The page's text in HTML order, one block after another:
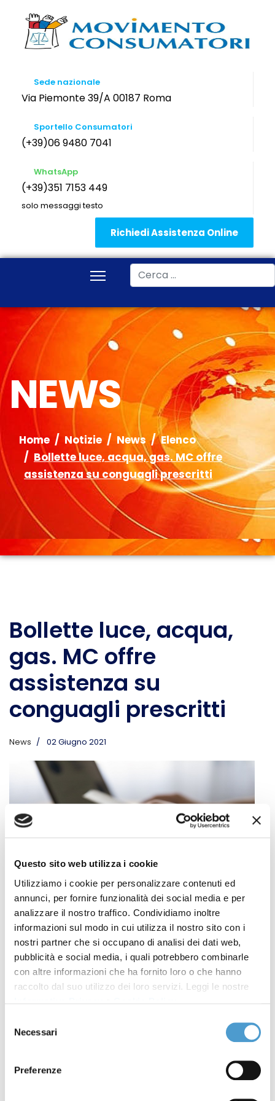
Questo sito web utilizza i cookie
Utilizziamo i cookie per personalizzare contenuti ed
annunci, per fornire funzionalità dei social media e per
analizzare il nostro traffico. Condividiamo inoltre
informazioni sul modo in cui utilizza il nostro sito con i
nostri partner che si occupano di analisi dei dati web,
pubblicità e social media, i quali potrebbero combinarle
con altre informazioni che ha fornito loro o che hanno
raccolto dal suo utilizzo dei loro servizi. Leggi le nostre
delNecessari
Preferenze
Sede nazionale
Via Piemonte 39/A 00187 Roma
Sportello Consumatori
(+39)06 9480 7041
WhatsApp
(+39)351 7153 449
solo messaggi testo
Richiedi Assistenza Online
Cerca
NEWS
Home Notizie News
Elenco
Bollette luce, acqua, gas. MC offre
assistenza su conguagli prescritti
Bollette luce, acqua,
gas. MC offre
assistenza su
conguagli prescritti
News 02 Giugno 2021
La nuova disciplina prevista dalla legge 205/2017
sulla prescrizione biennale dei conguagli presenti
nelle bollette, integrata dalla regolazione dell'Arera
(Autorità dei settori energetici ed
ambientali),obbliga i venditori di luce gas e
bolletta inviata e di dare la possibilità di
Gli utenti che riscontrassero problemi con i